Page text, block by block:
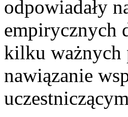
odpowiadały
empirycznych
kilku ważnych
nawiązanie